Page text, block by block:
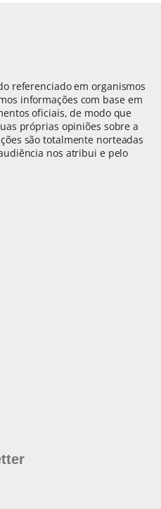
referenciado em organismos
informações com base em
oficiais, de modo que
próprias opiniões sobre a
são totalmente norteadas
nos atribui e pelo